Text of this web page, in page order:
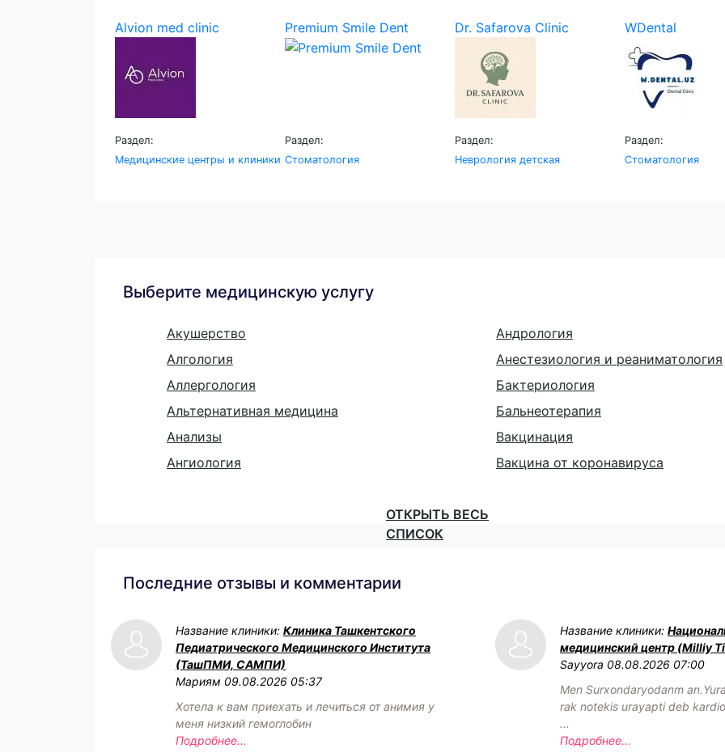
Alvion med clinic
Раздел:
Медицинские центры и клиники
Premium Smile Dent
Раздел:
Стоматология
Dr. Safarova Clinic
Раздел:
Неврология детская
WDental
Раздел:
Стоматология
Выберите медицинскую услугу
Акушерство
Алгология
Аллергология
Альтернативная медицина
Анализы
Ангиология
Андрология
Анестезиология и реаниматология
Бактериология
Бальнеотерапия
Вакцинация
Вакцина от коронавируса
ОТКРЫТЬ ВЕСЬ
СПИСОК
Последние отзывы и комментарии
Название клиники: Клиника Ташкентского
Педиатрического Медицинского Института
(ТашПМИ, САМПИ)
Мариям 09.08.2026 05:37
Хотела к вам приехать и лечиться от анимия у
меня низкий гемоглобин
Подробнее...
Название клиники:
медицинский центр (Milliy
Sayyora 08.08.2026 07:00
Men Surxondaryodanm
rak notekis urayapti deb
...
Подробнее...